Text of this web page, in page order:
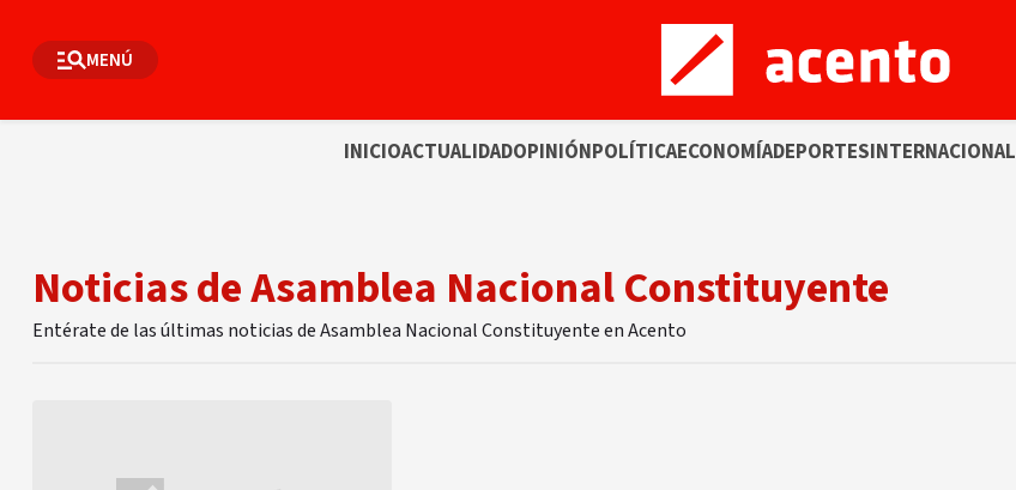
MENÚ
INICIOACTUALIDADOPINIÓNPOLÍTICAECONOMÍADEPORTESINTERNACIONAL
Noticias de Asamblea Nacional Constituyente
Entérate de las últimas noticias de Asamblea Nacional Constituyente en Acento